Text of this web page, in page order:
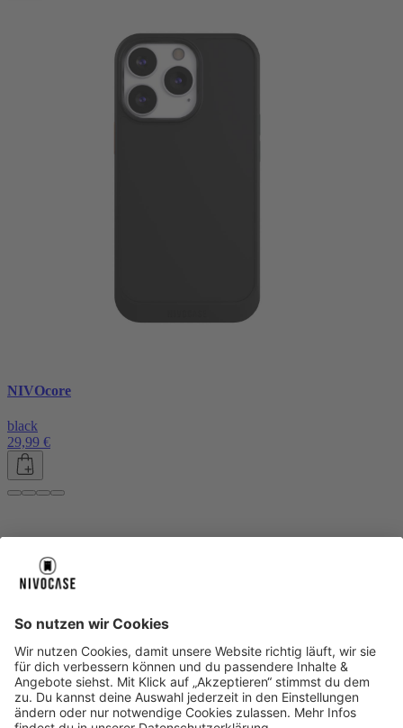
NIVOcore
black
29,99 €
About NIVOCASE
Geschäftskunden
Zahlungsarten Versandinfos Alle Hilfe-Themen
Zufriedenheitsgarantie
Service
Service
AGB VERTRAG WIDERRUFEN Datenschutz
Ombudsmann